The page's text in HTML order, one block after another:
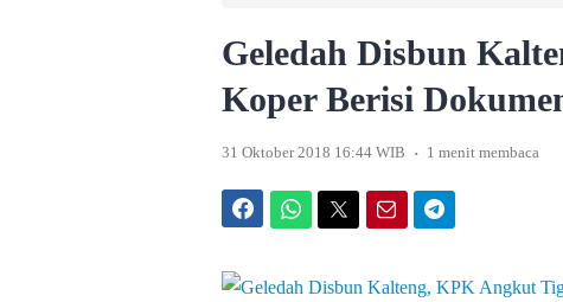
Geledah Disbun
Koper Berisi
31 Oktober 2018 16:44 WIB . 1 menit membaca